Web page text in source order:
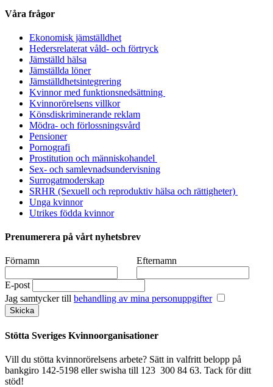
Våra frågor
Ekonomisk jämställdhet
Hedersrelaterat våld- och förtryck
Jämställd hälsa
Jämställda löner
Jämställdhetsintegrering
Kvinnor med funktionsnedsättning
Kvinnorörelsens villkor
Könsdiskriminerande reklam
Mödra- och förlossningsvård
Pensioner
Pornografi
Prostitution och människohandel
Sex- och samlevnadsundervisning
Surrogatmoderskap
SRHR (Sexuell och reproduktiv hälsa och rättigheter)
Unga kvinnor
Utrikes födda kvinnor
Prenumerera på vårt nyhetsbrev
Förnamn Efternamn
E-post
Jag samtycker till behandling av mina personuppgifter
Stötta Sveriges Kvinnoorganisationer
Vill du stötta kvinnorörelsens arbete? Sätt in valfritt belopp på
bankgiro 142-5198 eller swisha till 123 300 84 63. Tack för ditt
stöd!